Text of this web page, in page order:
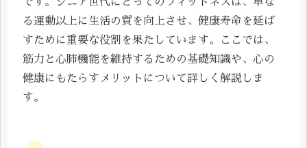
です。シニア世代にとってのフィットネスは、単な
る運動以上に生活の質を向上させ、健康寿命を延ば
すために重要な役割を果たしています。ここでは、
筋力と心肺機能を維持するための基礎知識や、心の
健康にもたらすメリットについて詳しく解説しま
す。